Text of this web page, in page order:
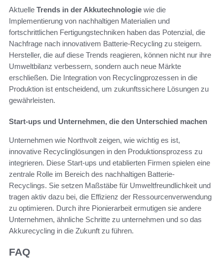
Aktuelle Trends in der Akkutechnologie wie die
Implementierung von nachhaltigen Materialien und
fortschrittlichen Fertigungstechniken haben das Potenzial, die
Nachfrage nach innovativem Batterie-Recycling zu steigern.
Hersteller, die auf diese Trends reagieren, können nicht nur ihre
Umweltbilanz verbessern, sondern auch neue Märkte
erschließen. Die Integration von Recyclingprozessen in die
Produktion ist entscheidend, um zukunftssichere Lösungen zu
gewährleisten.
Start-ups und Unternehmen, die den Unterschied machen
Unternehmen wie Northvolt zeigen, wie wichtig es ist,
innovative Recyclinglösungen in den Produktionsprozess zu
integrieren. Diese Start-ups und etablierten Firmen spielen eine
zentrale Rolle im Bereich des nachhaltigen Batterie-
Recyclings. Sie setzen Maßstäbe für Umweltfreundlichkeit und
tragen aktiv dazu bei, die Effizienz der Ressourcenverwendung
zu optimieren. Durch ihre Pionierarbeit ermutigen sie andere
Unternehmen, ähnliche Schritte zu unternehmen und so das
Akkurecycling in die Zukunft zu führen.
FAQ